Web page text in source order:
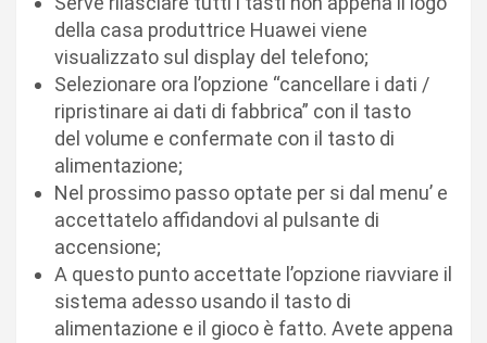
della casa produttrice Huawei viene
visualizzato sul display del telefono;
Selezionare ora l’opzione “cancellare i dati /
ripristinare ai dati di fabbrica” con il tasto
del volume e confermate con il tasto di
alimentazione;
Nel prossimo passo optate per si dal menu’ e
accettatelo affidandovi al pulsante di
accensione;
A questo punto accettate l’opzione riavviare il
sistema adesso usando il tasto di
alimentazione e il gioco è fatto. Avete appena